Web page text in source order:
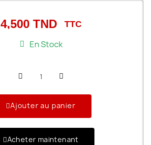
4,500 TND TTC
En Stock
Ajouter au panier
Acheter maintenant